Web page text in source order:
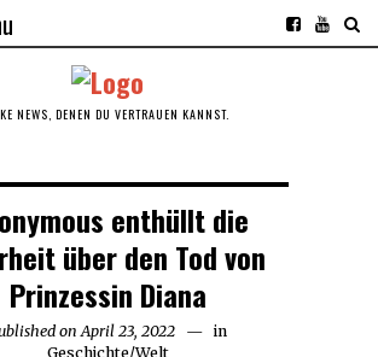
NEWS, DENEN DU VERTRAUEN KANNST.
enthüllt die
über den Tod von
Prinzessin Diana
on April 23, 2022 April in
Geschichte/Welt